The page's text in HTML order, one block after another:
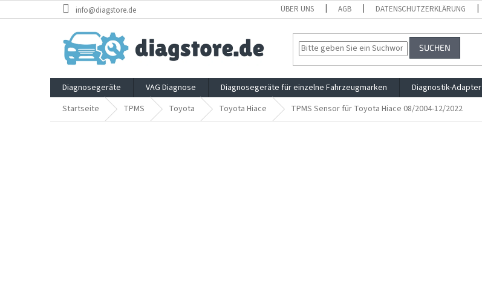
Inhalt
info@diagstore.de ÜBER UNS AGB DATENSCHUTZERKLÄRUNG
SUCHEN
Diagnosegeräte VAG Diagnose Diagnosegeräte für einzelne Fahrzeugmarken Diagnostik-Adapter
Startseite
TPMS Toyota Toyota Hiace TPMS Sensor für Toyota Hiace 08/2004-12/2022